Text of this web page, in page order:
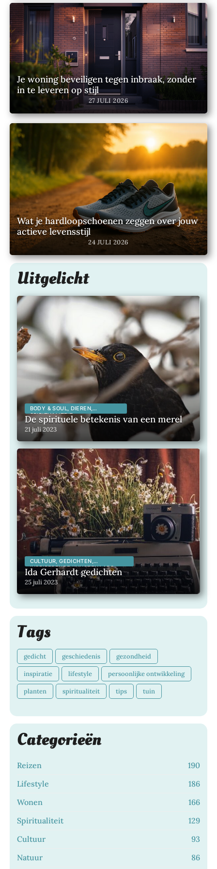
Je woning beveiligen tegen inbraak, zonder
in te leveren op stijl
27 JULI 2026
Wat je hardloopschoenen zeggen over jouw
actieve levensstijl
24 JULI 2026
Uitgelicht
BODY & SOUL, DIEREN,
SPIRITUALITEIT,
De spirituele betekenis van een merel
21 juli 2023
CULTUUR, GEDICHTEN,
INSPIRERENDE KUNSTENAARS,
INSPIRERENDE MENSEN,
LITERATUUR, MAATSCHAPPELIJK,
Ida Gerhardt gedichten
25 juli 2023
Tags
gedicht geschiedenis gezondheid
inspiratie lifestyle persoonlijke ontwikkeling
planten spiritualiteit tips tuin
Categorieën
Reizen
190
Lifestyle
186
Wonen
166
Spiritualiteit
129
Cultuur
93
Natuur
86